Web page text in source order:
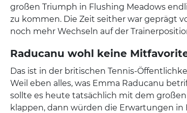
großen Triumph in Flushing Meadows
zu kommen. Die Zeit seither war geprägt
noch mehr Wechseln auf der
Raducanu wohl keine
Das ist in der britischen Tennis-
Weil eben alles, was Emma Raducanu
sollte es heute tatsächlich mit dem
klappen, dann würden die Erwartungen in